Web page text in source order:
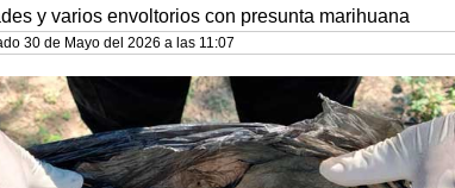
y varios envoltorios con presunta marihuana
30 de Mayo del 2026 a las 11:07